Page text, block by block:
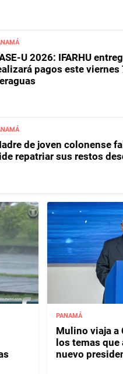
U 2026: IFARHU
pagos este viernes
de joven colonense
repatriar sus restos
PANAMÁ
Mulino viaja a
los temas que
nuevo